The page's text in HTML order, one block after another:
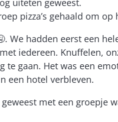
pizza’s gehaald om
We hadden eerst een
iedereen. Knuffelen,
te gaan. Het was een
een hotel verbleven.
met een groepje